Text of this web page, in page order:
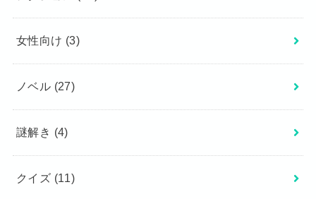
女性向け (3)
ノベル (27)
謎解き (4)
クイズ (11)